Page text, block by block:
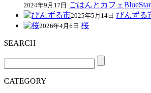
2024年9月17日 ごはんとカフェBlueStar
2025年5月14日 びんずる
2026年4月6日 桜
SEARCH
CATEGORY